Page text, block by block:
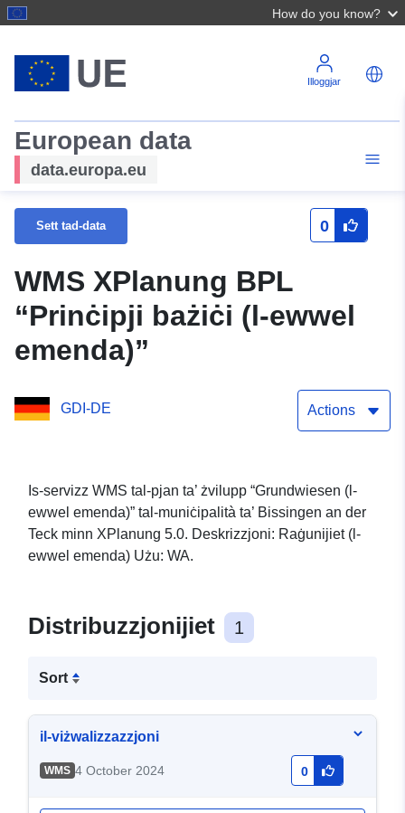
How do you know?
Illoggjar
European data
data.europa.eu
Sett tad-data 0
WMS XPlanung BPL
“Prinċipji bażiċi (l-ewwel
emenda)”
GDI-DE Actions
Is-servizz WMS tal-pjan ta’ żvilupp “Grundwiesen (l-
ewwel emenda)” tal-muniċipalità ta’ Bissingen an der
Teck minn XPlanung 5.0. Deskrizzjoni: Raġunijiet (l-
ewwel emenda) Użu: WA.
Distribuzzjonijiet 1
Sort
il-viżwalizzazzjoni
WMS 4 October 2024 0